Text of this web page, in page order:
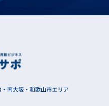
南大阪・和歌山市エリア